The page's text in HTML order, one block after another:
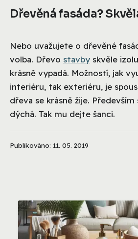
Dřevěná fasáda?
Nebo uvažujete o dřevěné
volba. Dřevo stavby skvěle
krásně vypadá. Možností, jak
interiéru, tak exteriéru, je
dřeva se krásně žije.
dýchá. Tak mu dejte šanci.
Publikováno: 11. 05. 2019